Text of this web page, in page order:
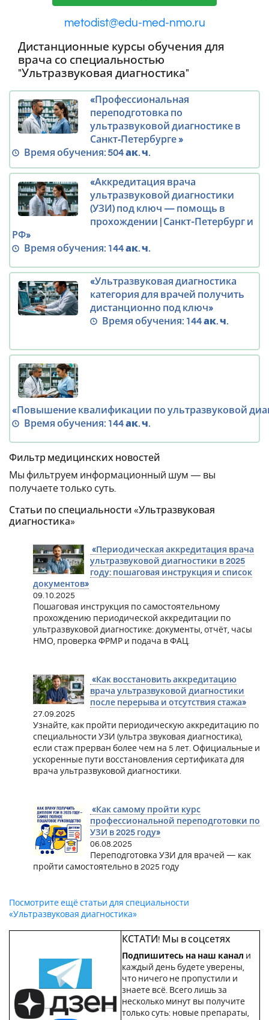
metodist@edu-med-nmo.ru
Дистанционные курсы обучения для
врача со специальностью
"Ультразвуковая диагностика"
«Профессиональная
переподготовка по
ультразвуковой диагностике в
Санкт‑Петербурге »
Время обучения:504 ак. ч.
«Аккредитация врача
ультразвуковой диагностики
(УЗИ) под ключ — помощь в
прохождении | Санкт-Петербург и
РФ»
Время обучения: 144 ак. ч.
«Ультразвуковая диагностика
категория для врачей получить
дистанционно под ключ»
Время обучения: 144 ак. ч.
«Повышение квалификации по ультразвуковой
Время обучения: 144 ак. ч.
Фильтр медицинских новостей
Мы фильтруем информационный шум — вы
получаете только суть.
Статьи по специальности «Ультразвуковая
диагностика»
«Периодическая аккредитация врача
ультразвуковой диагностики в 2025
году: пошаговая инструкция и список
документов»
09.10.2025
Пошаговая инструкция по самостоятельному
прохождению периодической аккредитации по
ультразвуковой диагностике: документы, отчёт, часы
НМО, проверка ФРМР и подача в ФАЦ.
«Как восстановить аккредитацию
врача ультразвуковой диагностики
после перерыва и отсутствия стажа»
27.09.2025
Узнайте, как пройти периодическую аккредитацию по
специальности УЗИ (ультра звуковая диагностика),
если стаж прерван более чем на 5 лет. Официальные и
ускоренные пути восстановления сертификата для
врача ультразвуковой диагностики.
«Как самому пройти курс
профессиональной переподготовки по
УЗИ в 2025 году»
06.08.2025
Переподготовка УЗИ для врачей — как
пройти самостоятельно в 2025 году
Посмотрите ещё статьи для специальности
«Ультразвуковая диагностика»
КСТАТИ! Мы в соцсетях
Подпишитесь на наш канал и
каждый день будете уверены,
что ничего не пропустили и
знаете всё. Всего лишь за
несколько минут вы получите
только суть: новые препараты,